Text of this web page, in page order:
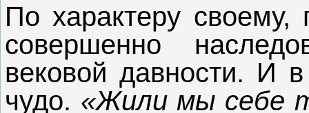
По характеру своему,
совершенно
вековой давности. И
чудо. «Жили мы себе